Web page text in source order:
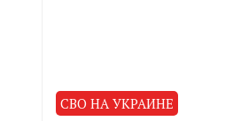
СВО НА УКРАИНЕ